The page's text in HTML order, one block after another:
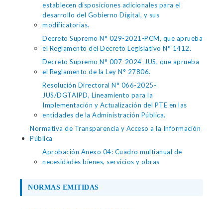
establecen disposiciones adicionales para el
desarrollo del Gobierno Digital, y sus
modificatorias.
Decreto Supremo N° 029-2021-PCM, que aprueba
el Reglamento del Decreto Legislativo N° 1412.
Decreto Supremo N° 007-2024-JUS, que aprueba
el Reglamento de la Ley N° 27806.
Resolución Directoral N° 066-2025-
JUS/DGTAIPD, Lineamiento para la
Implementación y Actualización del PTE en las
entidades de la Administración Pública.
Normativa de Transparencia y Acceso a la Información
Pública
Aprobación Anexo 04: Cuadro multianual de
necesidades bienes, servicios y obras
NORMAS EMITIDAS